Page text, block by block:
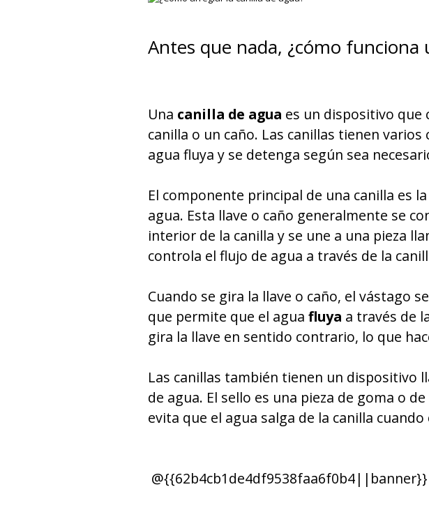
Antes que nada, ¿cómo funciona
Una canilla de agua es un dispositivo que
canilla o un caño. Las canillas tienen
agua fluya y se detenga según sea
El componente principal de una canilla es
agua. Esta llave o caño generalmente se
interior de la canilla y se une a una pieza
controla el flujo de agua a través de la
Cuando se gira la llave o caño, el vástago
que permite que el agua fluya a través de
gira la llave en sentido contrario, lo que
Las canillas también tienen un dispositivo
de agua. El sello es una pieza de goma o
evita que el agua salga de la canilla
@{{62b4cb1de4df9538faa6f0b4||banner}}